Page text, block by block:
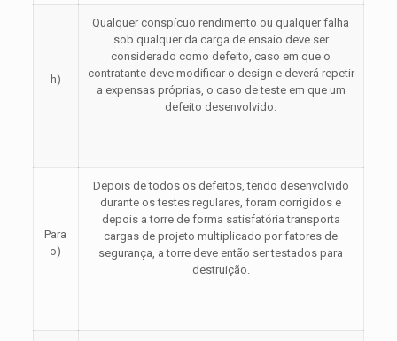
h)
Qualquer conspícuo rendimento ou qualquer falha
sob qualquer da carga de ensaio deve ser
considerado como defeito, caso em que o
contratante deve modificar o design e deverá repetir
a expensas próprias, o caso de teste em que um
defeito desenvolvido.
Para
o)
Depois de todos os defeitos, tendo desenvolvido
durante os testes regulares, foram corrigidos e
depois a torre de forma satisfatória transporta
cargas de projeto multiplicado por fatores de
segurança, a torre deve então ser testados para
destruição.